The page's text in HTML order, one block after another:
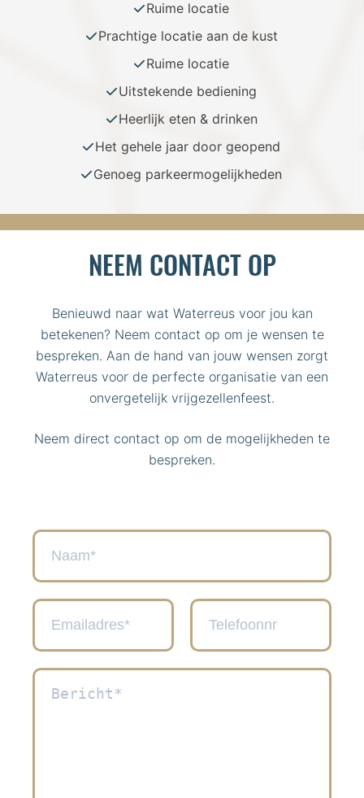
Ruime locatie
Prachtige locatie aan de kust
Ruime locatie
Uitstekende bediening
Heerlijk eten & drinken
Het gehele jaar door geopend
Genoeg parkeermogelijkheden
NEEM CONTACT OP
Benieuwd naar wat Waterreus voor jou kan
betekenen? Neem contact op om je wensen te
bespreken. Aan de hand van jouw wensen zorgt
Waterreus voor de perfecte organisatie van een
onvergetelijk vrijgezellenfeest.
Neem direct contact op om de mogelijkheden te
bespreken.